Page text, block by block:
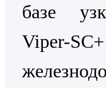
базе
Viper-